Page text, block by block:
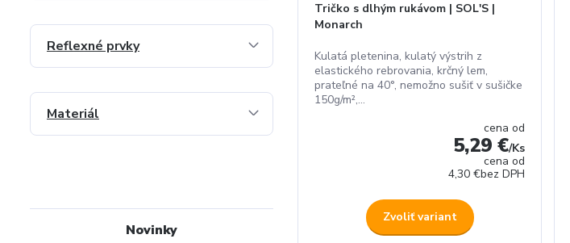
Tričko s dlhým rukávom | SOL'S |
Monarch
Kulatá pletenina, kulatý výstrih z
elastického rebrovania, krčný lem,
prateľné na 40°, nemožno sušiť v sušičke
150g/m²,...
cena od
5,29 €/Ks
cena od
4,30 €bez DPH
Zvoliť variant
Reflexné prvky
Materiál
Novinky